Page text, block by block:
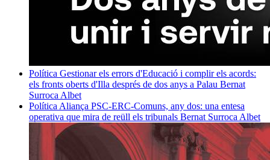
Política Gestionar els errors d'Educació i complir els acords:
els fronts oberts d'Illa després de dos anys a Palau Bernat
Surroca Albet
Política Aliança PSC-ERC-Comuns, any dos: una entesa
operativa que mira de reüll els tribunals Bernat Surroca Albet